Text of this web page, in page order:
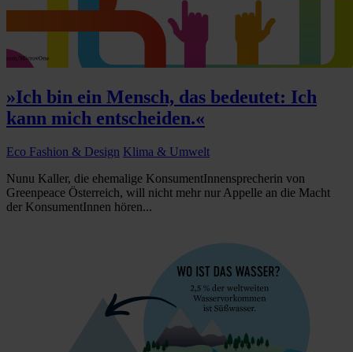
»Ich bin ein Mensch, das bedeutet: Ich
kann mich entscheiden.«
Eco Fashion & Design Klima & Umwelt
Nunu Kaller, die ehemalige KonsumentInnensprecherin von
Greenpeace Österreich, will nicht mehr nur Appelle an die Macht
der KonsumentInnen hören...